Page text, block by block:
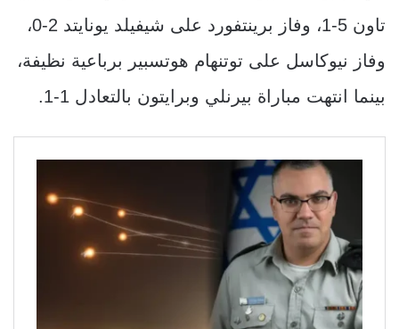
تاون 5-1، وفاز برينتفورد على شيفيلد يونايتد 2-0،
وفاز نيوكاسل على توتنهام هوتسبير برباعية نظيفة،
بينما انتهت مباراة بيرنلي وبرايتون بالتعادل 1-1.